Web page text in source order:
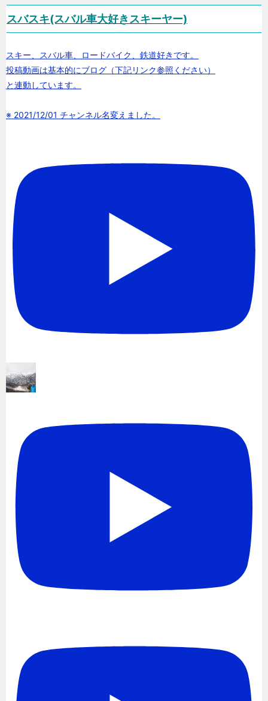
スバスキ(スバル車大好きスキーヤー)
スキー、スバル車、ロードバイク、鉄道好きです。
投稿動画は基本的にブログ（下記リンク参照ください）
と連動しています。
※ 2021/12/01 チャンネル名変えました。